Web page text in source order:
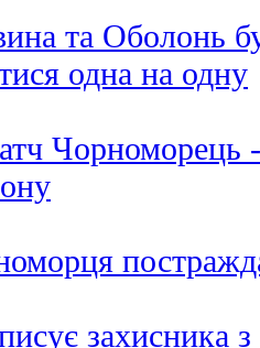
та Оболонь
одна на одну
Чорноморець
захисника